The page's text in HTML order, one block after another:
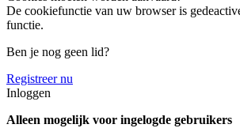
De cookiefunctie van uw browser is
functie.
Ben je nog geen lid?
Registreer nu
Inloggen
Alleen mogelijk voor ingelogde gebruikers